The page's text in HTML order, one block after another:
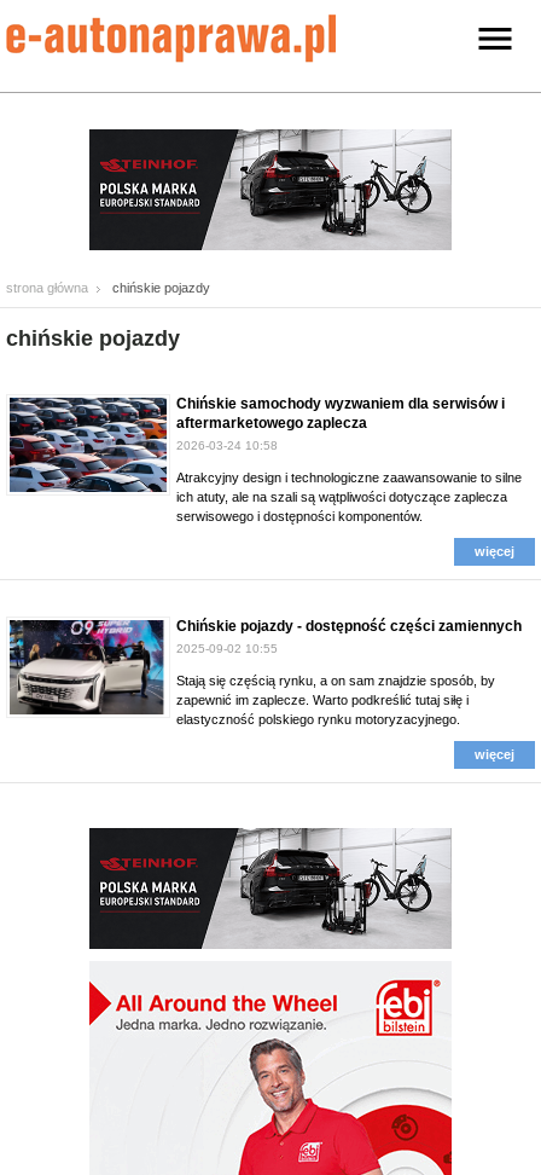
strona główna chińskie pojazdy
chińskie pojazdy
Chińskie samochody wyzwaniem dla serwisów i
aftermarketowego zaplecza
2026-03-24 10:58
Atrakcyjny design i technologiczne zaawansowanie to silne
ich atuty, ale na szali są wątpliwości dotyczące zaplecza
serwisowego i dostępności komponentów.
więcej
Chińskie pojazdy - dostępność części zamiennych
2025-09-02 10:55
Stają się częścią rynku, a on sam znajdzie sposób, by
zapewnić im zaplecze. Warto podkreślić tutaj siłę i
elastyczność polskiego rynku motoryzacyjnego.
więcej